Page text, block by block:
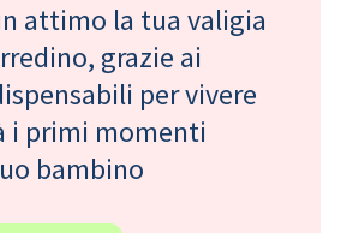
attimo la tua valigia
grazie ai
per vivere
i primi momenti
bambino